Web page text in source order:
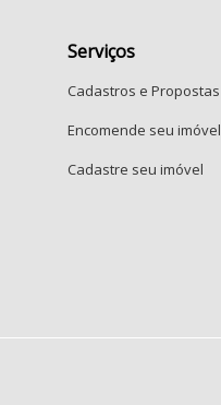
Serviços
Cadastros e Propostas
Encomende seu imóvel
Cadastre seu imóvel